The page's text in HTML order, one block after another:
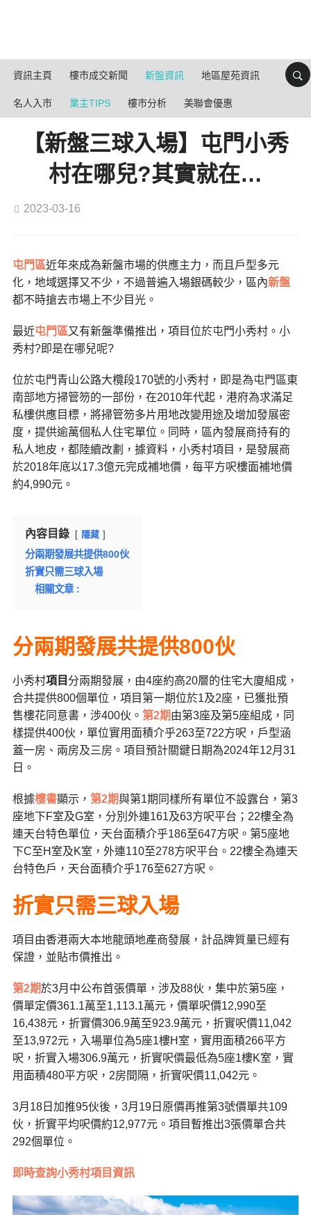
資訊主頁 樓市成交新聞 新盤資訊 地區屋苑資訊
名人入市 業主TIPS 樓市分析 美聯會優惠
【新盤三球入場】屯門小秀
村在哪兒?其實就在…
2023-03-16
屯門區近年來成為新盤市場的供應主力，而且戶型多元
化，地域選擇又不少，不過普遍入場銀碼較少，區內新盤
都不時搶去市場上不少目光。
最近屯門區又有新盤準備推出，項目位於屯門小秀村。小
秀村?即是在哪兒呢?
位於屯門青山公路大欖段170號的小秀村，即是為屯門區東
南部地方掃管笏的一部份，在2010年代起，港府為求滿足
私樓供應目標，將掃管笏多片用地改變用途及增加發展密
度，提供逾萬個私人住宅單位。同時，區內發展商持有的
私人地皮，都陸續改劃，據資料， 小秀村項目，是發展商
於2018年底以17.3億元完成補地價，每平方呎樓面補地價
約4,990元。
內容目錄 隱藏
分兩期發展共提供800伙
折實只需三球入場
相關文章 :
分兩期發展共提供800伙
小秀村項目 分兩期發展，由4座約高20層的住宅大廈組成，
合共提供800個單位， 項目第一期位於1及2座，已獲批預
售樓花同意書，涉400伙 。 第2期由第3座及第5座組成，同
樣提供400伙，單位實用面積介乎263至722方呎，戶型涵
蓋一房、兩房及三房。項目預計關鍵日期為2024年12月31
日。
根據樓書顯示， 第2期與第1期同樣所有單位不設露台，第3
座地下F室及G室，分別外連161及63方呎平台；22樓全為
連天台特色單位，天台面積介乎186至647方呎。第5座地
下C至H室及K室，外連110至278方呎平台。22樓全為連天
台特色戶，天台面積介乎176至627方呎。
折實只需三球入場
項目由香港兩大本地龍頭地產商發展，計品牌質量已經有
保證，並貼市價推出。
第2期於3月中公布首張價單，涉及88伙，集中於第5座，
價單定價361.1萬至1,113.1萬元，價單呎價12,990至
16,438元，折實價306.9萬至923.9萬元，折實呎價11,042
至13,972元，入場單位為5座1樓H室，實用面積266平方
呎，折實入場306.9萬元，折實呎價最低為5座1樓K室，實
用面積480平方呎，2房間隔，折實呎價11,042元。
3月18日加推95伙後，3月19日原價再推第3號價單共109
伙，折實平均呎價約12,977元。項目暫推出3張價單合共
292個單位。
即時查詢小秀村項目資訊